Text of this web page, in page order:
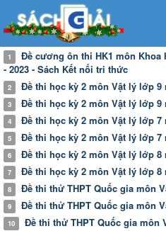
1 Đề cương ôn thi HK1 môn Khoa
- 2023 - Sách Kết nối tri thức
2 Đề thi học kỳ 2 môn Vật lý lớp 9
3 Đề thi học kỳ 2 môn Vật lý lớp 9
4 Đề thi học kỳ 2 môn Vật lý lớp 7
5 Đề thi học kỳ 2 môn Vật lý lớp 7
6 Đề thi học kỳ 2 môn Vật lý lớp 8
7 Đề thi học kỳ 2 môn Vật lý lớp 8
8 Đề thi thử THPT Quốc gia môn
9 Đề thi thử THPT Quốc gia môn
10 Đề thi thử THPT Quốc gia môn